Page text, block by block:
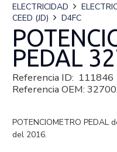
ELECTRICIDAD
CEED (JD)
D4FC
PEDAL
Referencia ID: 111846
Referencia OEM:
POTENCIOMETRO PEDAL
del 2016.